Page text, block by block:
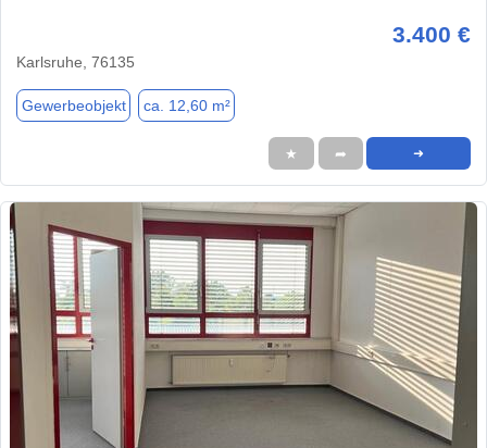
3.400 €
Karlsruhe, 76135
Gewerbeobjekt ca. 12,60 m²
★ ➦ ➜